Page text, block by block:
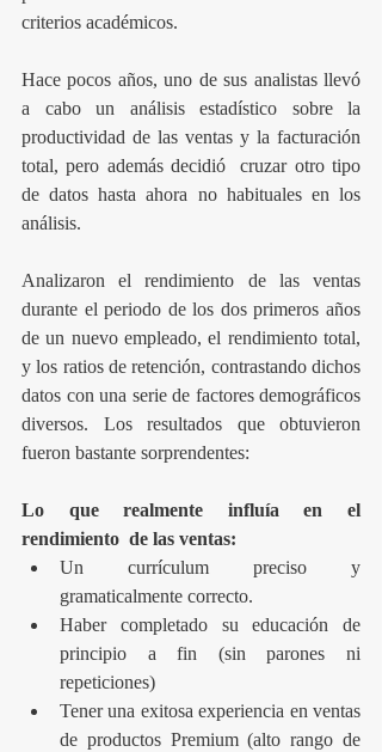
criterios académicos.
Hace pocos años, uno de sus analistas llevó
a cabo un análisis estadístico sobre la
productividad de las ventas y la facturación
total, pero además decidió  cruzar otro tipo
de datos hasta ahora no habituales en los
análisis.
Analizaron el rendimiento de las ventas
durante el periodo de los dos primeros años
de un nuevo empleado, el rendimiento total,
y los ratios de retención, contrastando dichos
datos con una serie de factores demográficos
diversos. Los resultados que obtuvieron
fueron bastante sorprendentes:
Lo que realmente influía en el
rendimiento  de las ventas:
Un currículum preciso y
gramaticalmente correcto.
Haber completado su educación de
principio a fin (sin parones ni
repeticiones)
Tener una exitosa experiencia en ventas
de productos Premium (alto rango de